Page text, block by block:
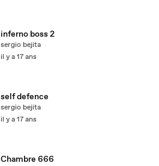
inferno boss 2
sergio bejita
il y a 17 ans
self defence
sergio bejita
il y a 17 ans
Chambre 666